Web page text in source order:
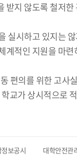
받지 않도록 철저
실시하고 있지는
계적인 지원을 마
편의를 위한 고
교가 상시적으로
보공시 대학안전관